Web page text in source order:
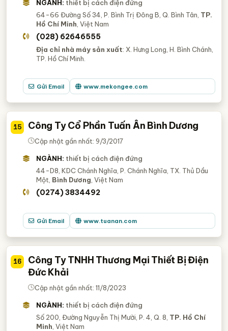
NGÀNH: thiết bị cách điện đứng
64-66 Đường Số 34, P. Bình Trị Đông B, Q. Bình Tân, TP.
Hồ Chí Minh , Việt Nam
(028) 62646555
Địa chỉ nhà máy sản xuất: X. Hưng Long, H. Bình Chánh,
TP. Hồ Chí Minh.
Gửi Email www.mekongee.com
15 Công Ty Cổ Phần Tuấn Ân Bình Dương
Cập nhật gần nhất: 9/3/2017
NGÀNH: thiết bị cách điện đứng
44-D8, KDC Chánh Nghĩa, P. Chánh Nghĩa, TX. Thủ Dầu
Một, Bình Dương , Việt Nam
(0274) 3834492
Gửi Email www.tuanan.com
16
Công Ty TNHH Thương Mại Thiết Bị Điện
Đức Khải
Cập nhật gần nhất: 11/8/2023
NGÀNH: thiết bị cách điện đứng
Số 200, Đường Nguyễn Thị Mười, P. 4, Q. 8, TP. Hồ Chí
Minh , Việt Nam